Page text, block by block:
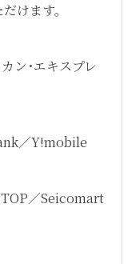
けます。
ン･エキスプレ
／Y!mobile
／Seicomart